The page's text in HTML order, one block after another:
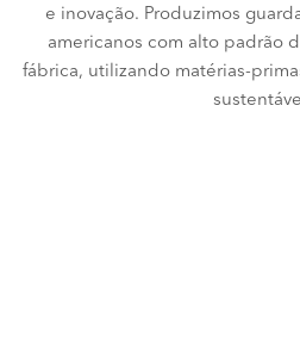
e inovação. Produzimos
americanos com alto padrão
fábrica, utilizando matérias-